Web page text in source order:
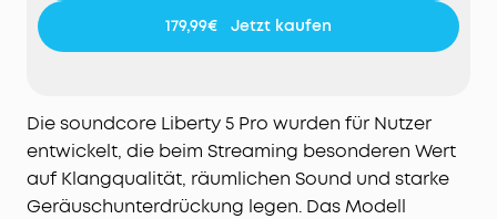
Knochenleitungsmikrofonen (VPU), die Störgeräusche
herausfiltern und kristallklare Telefonate
Audiowiederherstellung und personalisierte
Klangkurve. Dolby Atmos mit Head-Tracking liefert
immersiven Sound und 9,2mm Wollepapiermembran
sorgt für Hi-Fi-Klang.
179,99€ Jetzt kaufen
Die soundcore Liberty 5 Pro wurden für Nutzer
entwickelt, die beim Streaming besonderen Wert
auf Klangqualität, räumlichen Sound und starke
Geräuschunterdrückung legen. Das Modell